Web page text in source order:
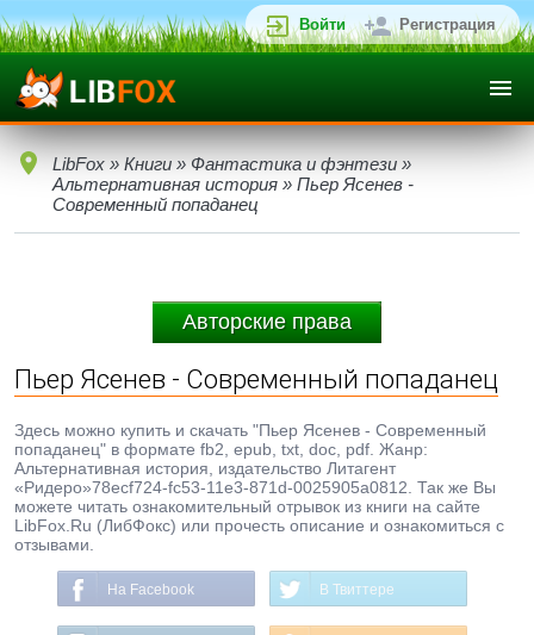
Войти Регистрация
LibFox » Книги » Фантастика и фэнтези »
Альтернативная история » Пьер Ясенев -
Современный попаданец
Авторские права
Пьер Ясенев - Современный попаданец
Здесь можно купить и скачать "Пьер Ясенев - Современный
попаданец" в формате fb2, epub, txt, doc, pdf. Жанр:
Альтернативная история, издательство Литагент
«Ридеро»78ecf724-fc53-11e3-871d-0025905a0812. Так же Вы
можете читать ознакомительный отрывок из книги на сайте
LibFox.Ru (ЛибФокс) или прочесть описание и ознакомиться с
отзывами.
На Facebook В Твиттере